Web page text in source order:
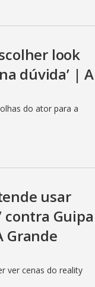
look
dúvida’ | A
do ator para a
usar
contra Guipa
Grande
ver cenas do reality